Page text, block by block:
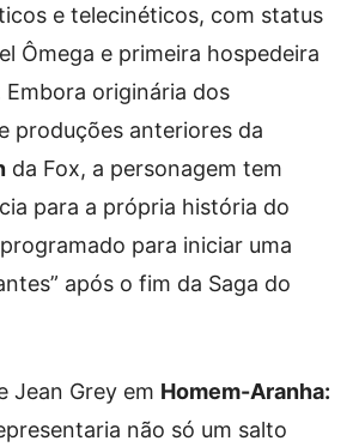
e telecinéticos, com status
Ômega e primeira hospedeira
Embora originária dos
produções anteriores da
da Fox, a personagem tem
para a própria história do
para iniciar uma
após o fim da Saga do
Jean Grey em Homem-Aranha:
não só um salto